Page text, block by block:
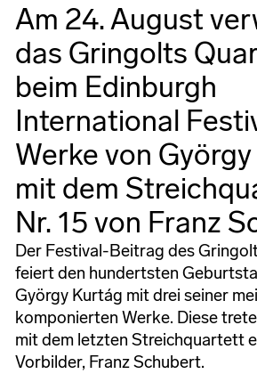
Am 24. August
das Gringolts
beim Edinburgh
International
Werke von
mit dem
Nr. 15 von Franz
Der Festival-Beitrag des
feiert den hundertsten
György Kurtág mit drei seiner
komponierten Werke. Diese
mit dem letzten Streichquartett
Vorbilder, Franz Schubert.